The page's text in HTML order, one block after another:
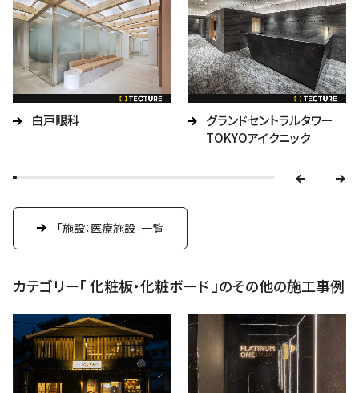
白戸眼科
グランドセントラルタワー
TOKYOアイクニック
e
v
n
「施設：医療施設」一覧
カテゴリー「 化粧板・化粧ボード 」のその他の施工事例